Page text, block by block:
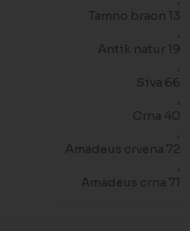
Tamno braon 13
Antik natur 19
Siva 66
Crna 40
Amadeus crvena 72
Amadeus crna 71